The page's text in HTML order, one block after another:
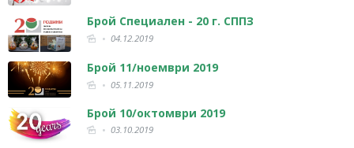
Брой Специален - 20 г. СППЗ
04.12.2019
Брой 11/ноември 2019
05.11.2019
Брой 10/октомври 2019
03.10.2019